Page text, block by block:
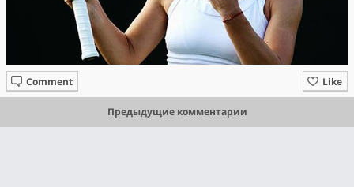
Like
Comment
Предыдущие комментарии